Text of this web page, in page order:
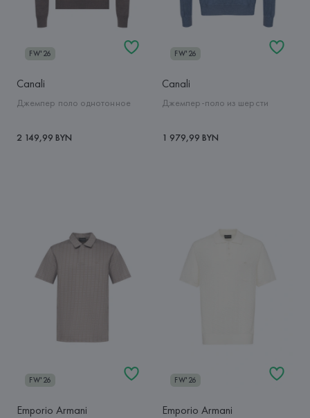
FW'26
Canali
Джемпер поло однотонное
2 149,99 BYN
FW'26
Canali
Джемпер-поло из шерсти
1 979,99 BYN
FW'26
Emporio Armani
FW'26
Emporio Armani